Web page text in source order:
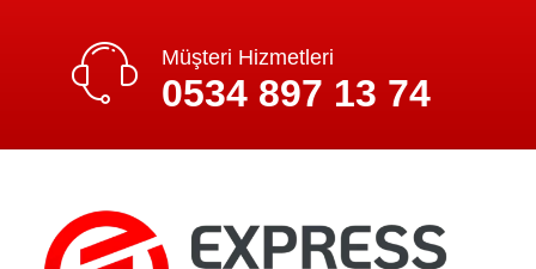
Müşteri Hizmetleri
0534 897 13 74